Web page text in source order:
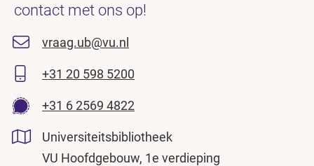
contact met ons op!
vraag.ub@vu.nl
+31 20 598 5200
+31 6 2569 4822
Universiteitsbibliotheek
VU Hoofdgebouw, 1e verdieping